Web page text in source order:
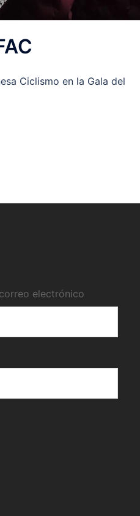
Ciclismo en la Gala del
electrónico